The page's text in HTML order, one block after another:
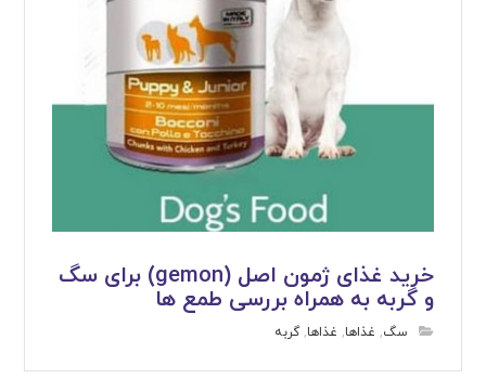
خرید غذای ژمون اصل (gemon) برای سگ
و گربه به همراه بررسی طمع ها
سگ, غذاها, غذاها,گربه